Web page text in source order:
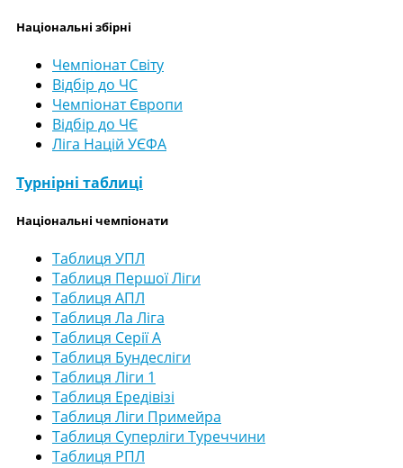
Національні збірні
Чемпіонат Світу
Відбір до ЧС
Чемпіонат Європи
Відбір до ЧЄ
Ліга Націй УЄФА
Турнірні таблиці
Національні чемпіонати
Таблиця УПЛ
Таблиця Першої Ліги
Таблиця АПЛ
Таблиця Ла Ліга
Таблиця Серії А
Таблиця Бундесліги
Таблиця Ліги 1
Таблиця Ередівізі
Таблиця Ліги Примейра
Таблиця Суперліги Туреччини
Таблиця РПЛ